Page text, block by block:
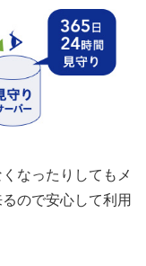
なったりしてもメ
ので安心して利用